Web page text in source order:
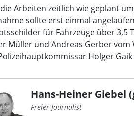
Arbeiten zeitlich wie geplant
sollte erst einmal
für Fahrzeuge über 3,5
Müller und Andreas Gerber
Holger
Hans-Heiner Giebel
Freier Journalist